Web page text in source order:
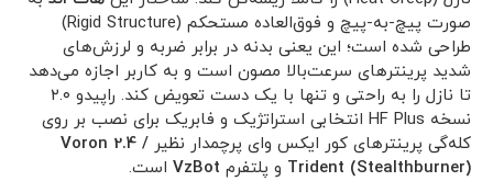
صورت پیچ-به-پیچ و فوق‌العاده مستحکم (Rigid Structure)
طراحی شده است؛ این یعنی بدنه در برابر ضربه و لرزش‌های
شدید پرینترهای سرعت‌بالا مصون است و به کاربر اجازه می‌دهد
تا نازل را به راحتی و تنها با یک دست تعویض کند. راپیدو ۲.۰
نسخه HF Plus انتخابی استراتژیک و فابریک برای نصب بر روی
کله‌گی پرینترهای کور ایکس وای پرچمدار نظیر Voron 2.4 /
Trident (Stealthburner) و پلتفرم VzBot است.